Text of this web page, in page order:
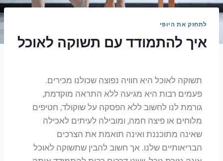
לתחזק את היופי
איך להתמודד עם תשוקה לאוכל
תשוקה לאוכל היא חוויה נפוצה שכולנו מכירים.
פעמים רבות היא מגיעה ללא התראה מוקדמת,
גורמת לנו לחשוב ללא הפסקה על שוקולד, חטיפים
מלוחים או פיצה חמה, ומובילה לעיתים לאכילה
שאינה מתוכננת ואינה תואמת את הצרכים
הבריאותיים שלנו. אך חשוב להבין שתשוקה לאוכל